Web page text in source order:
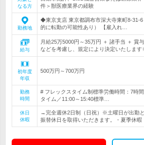
なる方
件＞獣医療業界の経験
勤務地
◆東京支店 東京都調布市深大寺東町8-31-
的に転勤の可能性あり） 【雇入れ…
給与
月給25万5000円～35万円 ＋ 諸手当 ＋ 賞
などを考慮し、規定により決定いたしま
初年度
年収
500万円～700万円
勤務
時間
# フレックスタイム制標準労働時間：7時
タイム／11:00～15:40標準…
休日
休暇
→完全週休2日制（日祝）※土曜日が出勤
振替休日を取得いただきます。・夏季休暇